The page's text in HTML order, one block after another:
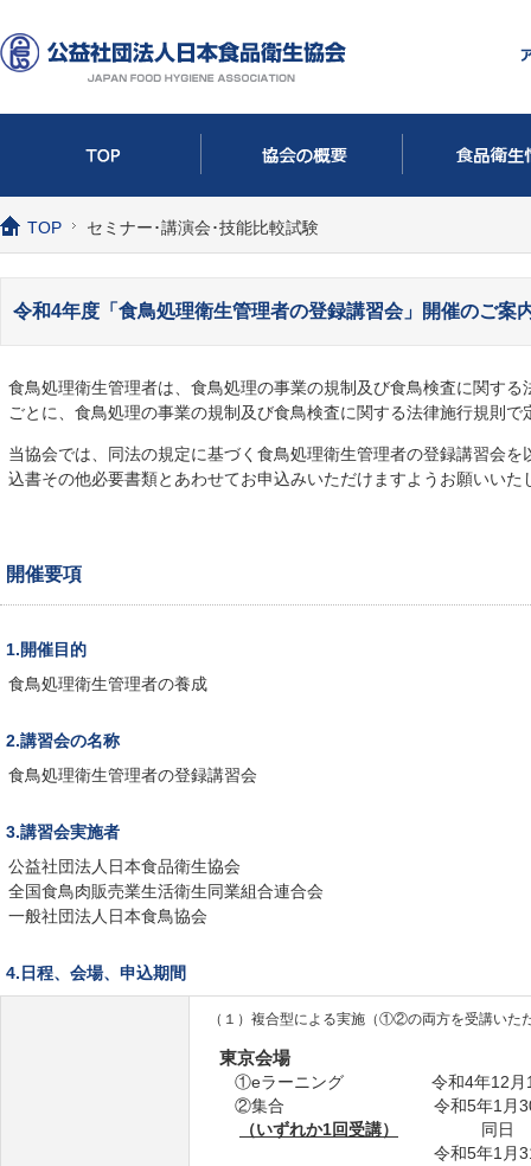
TOP セミナー･講演会･技能比較試験
令和4年度「食鳥処理衛生管理者の登録講習会」開催のご案
食鳥処理衛生管理者は、食鳥処理の事業の規制及び食鳥検査に関す
ごとに、食鳥処理の事業の規制及び食鳥検査に関する法律施行規則
当協会では、同法の規定に基づく食鳥処理衛生管理者の登録講習会
込書その他必要書類とあわせてお申込みいただけますようお願いいた
開催要項
1.開催目的
食鳥処理衛生管理者の養成
2.講習会の名称
食鳥処理衛生管理者の登録講習会
3.講習会実施者
公益社団法人日本食品衛生協会
全国食鳥肉販売業生活衛生同業組合連合会
一般社団法人日本食鳥協会
4.日程、会場、申込期間
（１）複合型による実施（①②の両方を受講いた
東京会場
①eラーニング 令和4年12月1日（
②集合 令和5年1月30日（
（いずれか1回受講）
同日
令和5年1月31日（火